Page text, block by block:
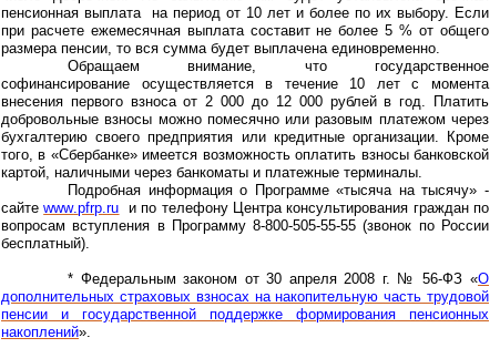
пенсионная выплата
на период от 10 лет и более по их выбору. Если
при расчете ежемесячная выплата составит не более 5 % от общего
размера пенсии, то вся сумма будет выплачена единовременно.
Обращаем внимание, что государственное
софинансирование осуществляется в течение 10 лет с момента
внесения первого взноса от 2 000 до 12 000 рублей в год. Платить
добровольные взносы можно помесячно или разовым платежом через
бухгалтерию своего предприятия или кредитные организации. Кроме
того, в «Сбербанке» имеется возможность оплатить взносы банковской
картой, наличными через банкоматы и платежные терминалы.
Подробная информация о Программе «тысяча на тысячу» -
сайтеwww.pfrp.ru
и по телефону Центра консультирования граждан по
вопросам вступления в Программу 8-800-505-55-55 (звонок по России
бесплатный).
* Федеральным законом от 30 апреля 2008 г. № 56-ФЗ «О
дополнительных страховых взносах на накопительную часть трудовой
пенсии и государственной поддержке формирования пенсионных
накоплений».